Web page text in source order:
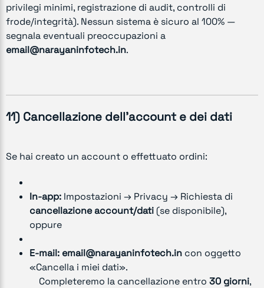
privilegi minimi, registrazione di audit, controlli di
frode/integrità). Nessun sistema è sicuro al 100% —
segnala eventuali preoccupazioni a
email@narayaninfotech.in.
11) Cancellazione dell’account e dei dati
Se hai creato un account o effettuato ordini:
In-app: Impostazioni → Privacy → Richiesta di
cancellazione account/dati (se disponibile),
oppure
E-mail: email@narayaninfotech.in con oggetto
«Cancella i miei dati».
Completeremo la cancellazione entro 30 giorni,